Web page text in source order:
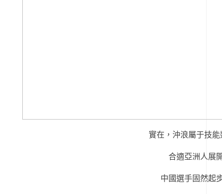
實在，沖浪屬于技
合適亞洲人展
中國選手固然起